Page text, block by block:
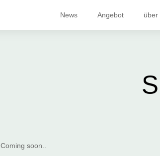
News Angebot über
Coming soon..